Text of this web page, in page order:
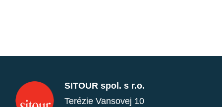
SITOUR spol. s r.o.
Terézie Vansovej 10